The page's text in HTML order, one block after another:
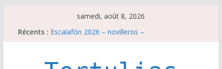
samedi, août 8, 2026
Récents : Escalafón 2026 – novilleros –
Les brèves du vendredi 7 août